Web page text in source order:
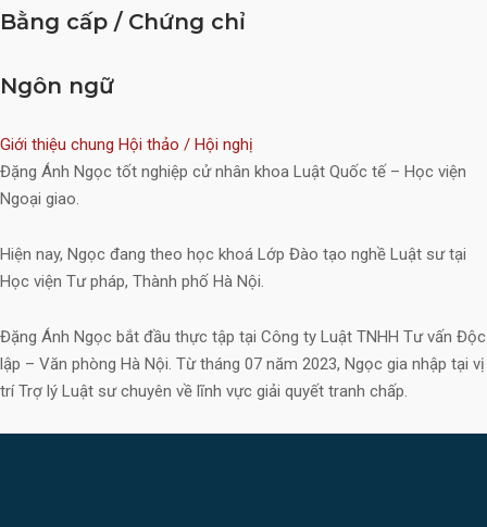
Bằng cấp / Chứng chỉ
Ngôn ngữ
Giới thiệu chung Hội thảo / Hội nghị
Đặng Ánh Ngọc tốt nghiệp cử nhân khoa Luật Quốc tế – Học viện
Ngoại giao.
Hiện nay, Ngọc đang theo học khoá Lớp Đào tạo nghề Luật sư tại
Học viện Tư pháp, Thành phố Hà Nội.
Đặng Ánh Ngọc bắt đầu thực tập tại Công ty Luật TNHH Tư vấn Độc
lập – Văn phòng Hà Nội. Từ tháng 07 năm 2023, Ngọc gia nhập tại vị
trí Trợ lý Luật sư chuyên về lĩnh vực giải quyết tranh chấp.